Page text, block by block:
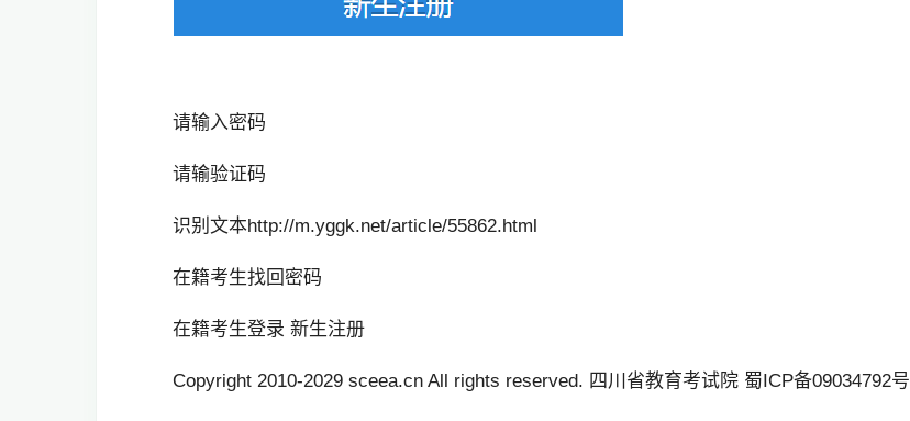
请输入密码
请输验证码
识别文本http://m.yggk.net/article/55862.html
在籍考生找回密码
在籍考生登录 新生注册
Copyright 2010-2029 sceea.cn All rights reserved. 四川省教育考试院 蜀ICP备09034792号